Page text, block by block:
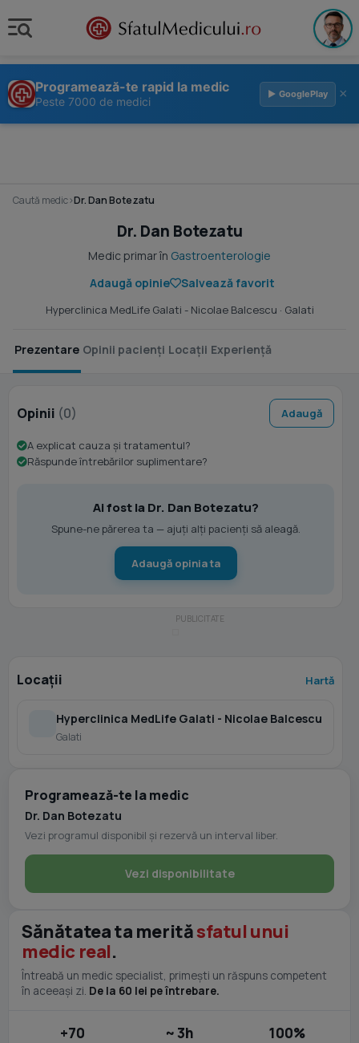
Programează-te rapid la medic
Peste 7000 de medici
▶ GooglePlay ×
Caută medic›Dr. Dan Botezatu
Dr. Dan Botezatu
Medic primar în Gastroenterologie
Adaugă opinie
Salvează favorit
Hyperclinica MedLife Galati - Nicolae Balcescu · Galati
Prezentare Opinii pacienți Locații Experiență
Opinii (0) Adaugă
A explicat cauza și tratamentul?
Răspunde întrebărilor suplimentare?
Ai fost la Dr. Dan Botezatu?
Spune-ne părerea ta — ajuți alți pacienți să aleagă.
Adaugă opinia ta
Locații Hartă
Hyperclinica MedLife Galati - Nicolae Balcescu
Galati
Programează-te la medic
Dr. Dan Botezatu
Vezi programul disponibil și rezervă un interval liber.
Vezi disponibilitate
Sănătatea ta merităsfatul unui
medic real.
Întreabă un medic specialist, primești un răspuns competent
în aceeași zi. De la 60 lei pe întrebare.
+70 ~ 3h 100%